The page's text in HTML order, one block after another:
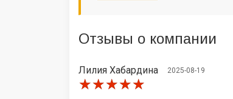
Отзывы о компании
Лилия Хабардина 2025-08-19
★★★★★
★★★★★
★★★★★